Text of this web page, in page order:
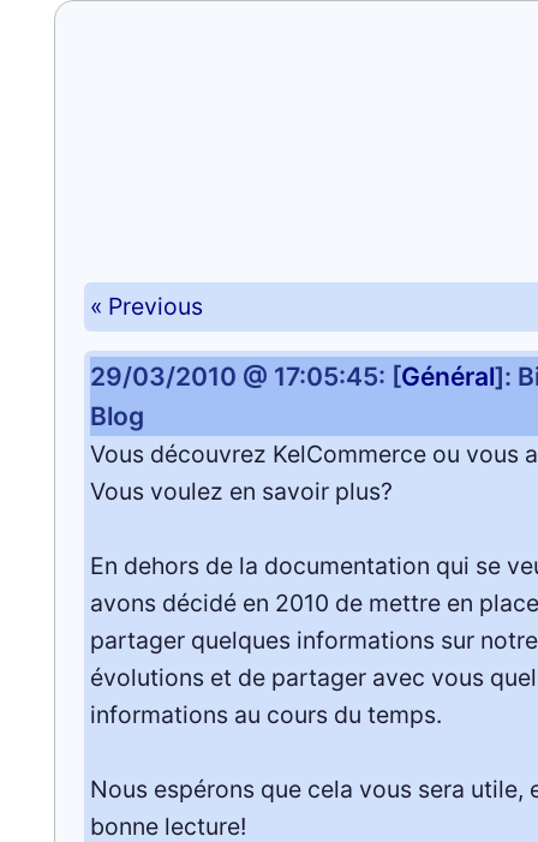
« Previous
29/03/2010 @ 17:05:45: [Général]:
Blog
Vous découvrez KelCommerce ou vous
Vous voulez en savoir plus?
En dehors de la documentation qui se
avons décidé en 2010 de mettre en
partager quelques informations sur
évolutions et de partager avec vous
informations au cours du temps.
Nous espérons que cela vous sera utile,
bonne lecture!